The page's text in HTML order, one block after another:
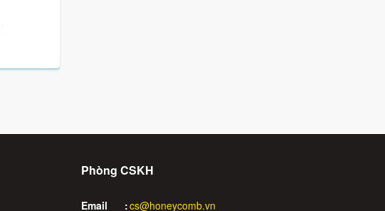
Phòng CSKH
Email :cs@honeycomb.vn